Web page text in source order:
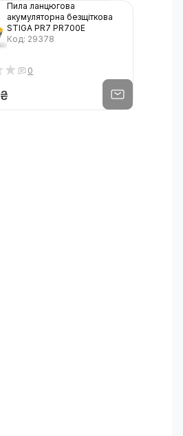
Пила ланцюгова
акумуляторна безщіткова
STIGA PR7 PR700E
Код: 29378
0
₴